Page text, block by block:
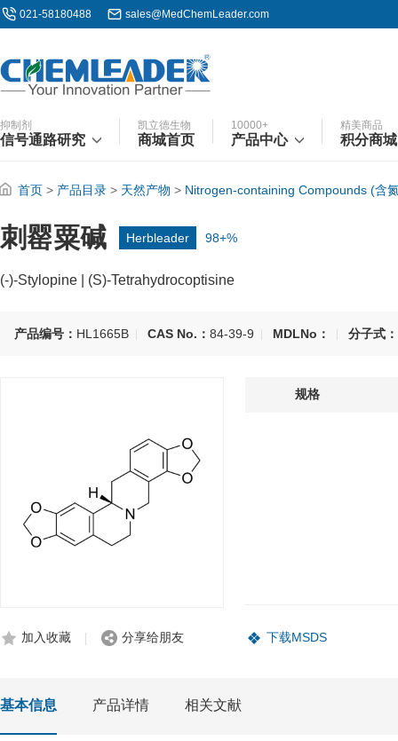
021-58180488 sales@MedChemLeader.com
抑制剂
信号通路研究
凯立德生物
商城首页
10000+
产品中心
精美商品
积分商城
首页 > 产品目录 > 天然产物 > Nitrogen-containing Compounds (含
刺罂粟碱 Herbleader 98+%
(-)-Stylopine | (S)-Tetrahydrocoptisine
产品编号： HL1665B CAS No.： 84-39-9 MDLNo： 分子式：
加入收藏 分享给朋友
规格
下载MSDS
基本信息 产品详情 相关文献